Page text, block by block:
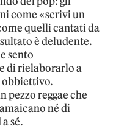
come «scrivi un
quelli cantati da
è deludente.
sento
di rielaborarlo a
obbiettivo.
pezzo reggae che
né di
sé.